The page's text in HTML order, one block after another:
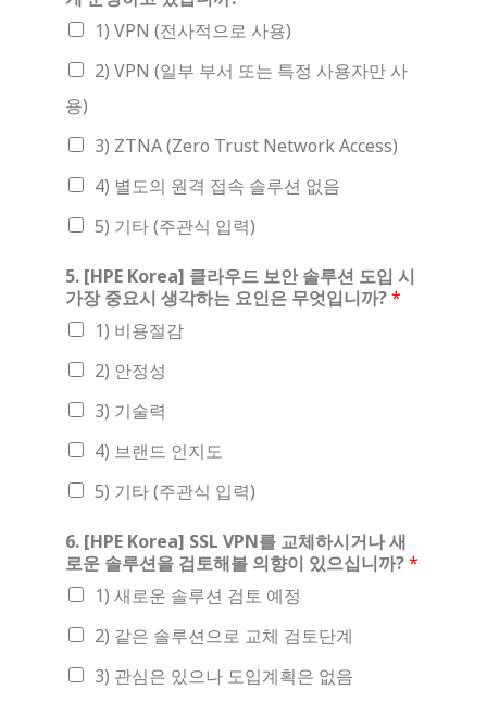
1) VPN (전사적으로 사용)
2) VPN (일부 부서 또는 특정 사용자만 사
용)
3) ZTNA (Zero Trust Network Access)
4) 별도의 원격 접속 솔루션 없음
5) 기타 (주관식 입력)
5. [HPE Korea] 클라우드 보안 솔루션 도입 시
가장 중요시 생각하는 요인은 무엇입니까?*
1) 비용절감
2) 안정성
3) 기술력
4) 브랜드 인지도
5) 기타 (주관식 입력)
6. [HPE Korea] SSL VPN를 교체하시거나 새
로운 솔루션을 검토해볼 의향이 있으십니까?*
1) 새로운 솔루션 검토 예정
2) 같은 솔루션으로 교체 검토단계
3) 관심은 있으나 도입계획은 없음